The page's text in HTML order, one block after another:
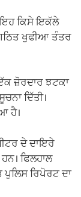
ਇਹ ਕਿਸੇ ਇਕੱਲੇ
ਖੁਫੀਆ ਤੰਤਰ
ਜ਼ੋਰਦਾਰ ਝਟਕਾ
ਦਿੱਤੀ।
ਹੈ।
ਦੇ ਦਾਇਰੇ
ਫਿਲਹਾਲ
ਰਿਪੋਰਟ ਦਾ